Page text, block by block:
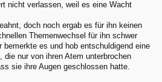
nicht verlassen, weil es eine Wacht
doch noch ergab es für ihn keinen
Themenwechsel für ihn schwer
bemerkte es und hob entschuldigend eine
die nur von ihren Atem unterbrochen
sie ihre Augen geschlossen hatte.